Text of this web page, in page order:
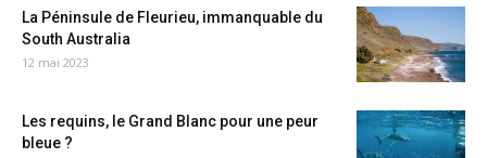
La Péninsule de Fleurieu, immanquable du
South Australia
12 mai 2023
Les requins, le Grand Blanc pour une peur
bleue ?